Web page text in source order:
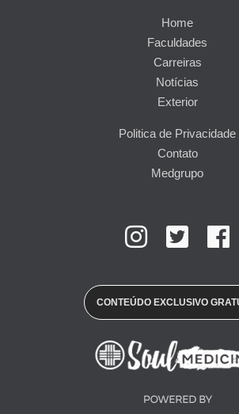
Home
Faculdades
Carreiras
Notícias
Exterior
Politica de Privacidade
Contato
Medgrupo
CONTEÚDO EXCLUSIVO